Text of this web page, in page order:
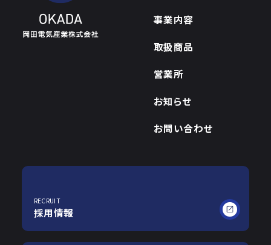
事業内容
取扱商品
営業所
お知らせ
お問い合わせ
RECRUIT
採用情報